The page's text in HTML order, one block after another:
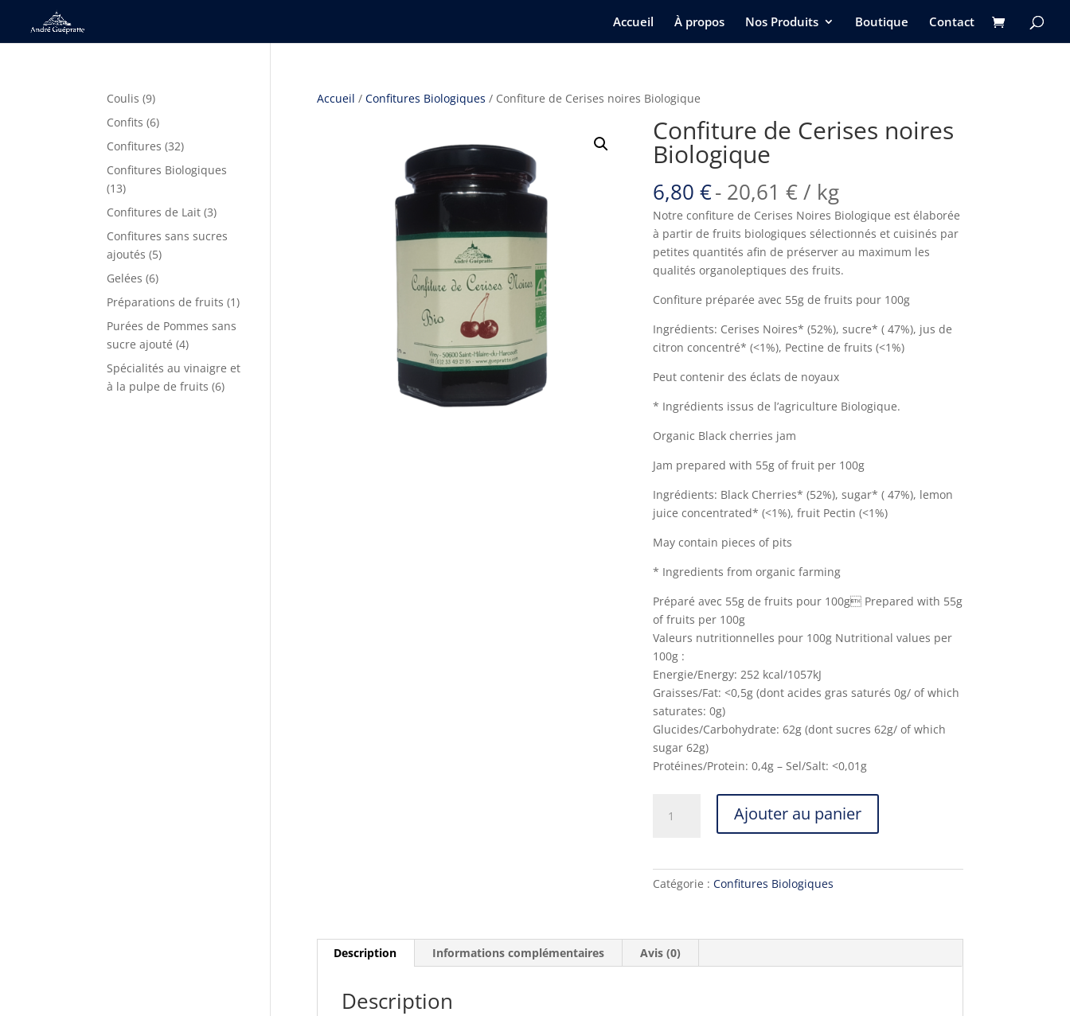
Accueil À propos Nos Produits Boutique Contact
Accueil / Confitures Biologiques / Confiture de Cerises noires Biologique
Confiture de Cerises noires
Biologique
6,80 €- 20,61 €/ kg
Notre confiture de Cerises Noires Biologique est élaborée
à partir de fruits biologiques sélectionnés et cuisinés par
petites quantités afin de préserver au maximum les
qualités organoleptiques des fruits.
Confiture préparée avec 55g de fruits pour 100g
Ingrédients: Cerises Noires* (52%), sucre* ( 47%), jus de
citron concentré* (<1%), Pectine de fruits (<1%)
Peut contenir des éclats de noyaux
* Ingrédients issus de l’agriculture Biologique.
Organic Black cherries jam
Jam prepared with 55g of fruit per 100g
Ingrédients: Black Cherries* (52%), sugar* ( 47%), lemon
juice concentrated* (<1%), fruit Pectin (<1%)
May contain pieces of pits
* Ingredients from organic farming
Préparé avec 55g de fruits pour 100g Prepared with 55g
of fruits per 100g
Valeurs nutritionnelles pour 100g Nutritional values per
100g :
Energie/Energy: 252 kcal/1057kJ
Graisses/Fat: <0,5g (dont acides gras saturés 0g/ of which
saturates: 0g)
Glucides/Carbohydrate: 62g (dont sucres 62g/ of which
sugar 62g)
Protéines/Protein: 0,4g – Sel/Salt: <0,01g
Cerises
noires
Ajouter au panier
Catégorie : Confitures Biologiques
Description Informations complémentaires Avis (0)
Description
Coulis 99
produits
Confits 66
produits
Confitures 3232
produits
Confitures Biologiques
1313
produits
Confitures de Lait 33
Confitures sans sucres
ajoutés 55
Gelées 66
produits
Préparations de fruits 11
Purées de Pommes sans
sucre ajouté 44
produits
Spécialités au vinaigre et
à la pulpe de fruits 66